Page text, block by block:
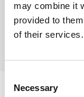
may combine it
provided to
of their services.
Necessary
Valfrihet
din fritid och